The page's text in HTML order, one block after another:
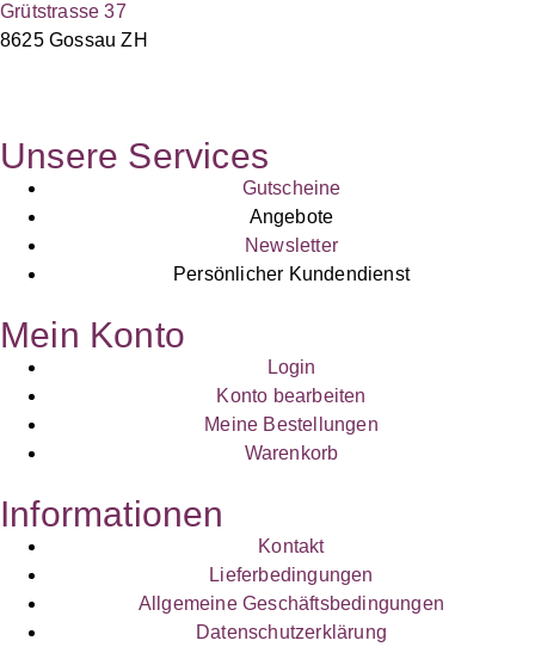
Grütstrasse 37
8625 Gossau ZH
Unsere Services
Gutscheine
Angebote
Newsletter
Persönlicher Kundendienst
Mein Konto
Login
Konto bearbeiten
Meine Bestellungen
Warenkorb
Informationen
Kontakt
Lieferbedingungen
Allgemeine Geschäftsbedingungen
Datenschutzerklärung